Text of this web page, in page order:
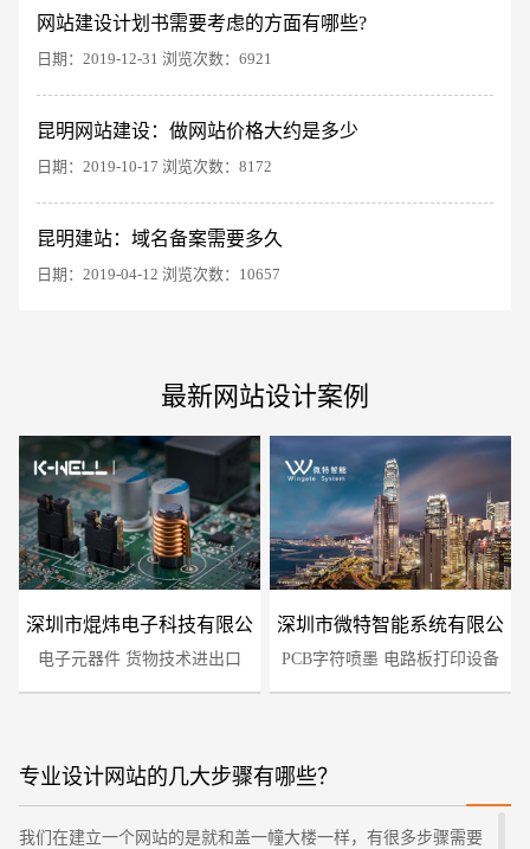
网站建设计划书需要考虑的方面有哪些?
日期：2019-12-31 浏览次数：6921
昆明网站建设：做网站价格大约是多少
日期：2019-10-17 浏览次数：8172
昆明建站：域名备案需要多久
日期：2019-04-12 浏览次数：10657
最新网站设计案例
深圳市焜炜电子科技有限公
司
电子元器件 货物技术进出口
深圳市微特智能系统有限公
司
PCB字符喷墨 电路板打印设备
专业设计网站的几大步骤有哪些？
我们在建立一个网站的是就和盖一幢大楼一样，有很多步骤需要
您的预算 1万-3万 3万-5万 5万-8万